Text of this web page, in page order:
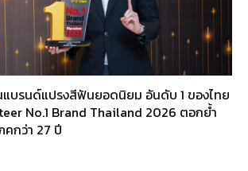
แบรนด์แปรงสีฟันยอดนิยม อันดับ 1 ของไทย
No.1 Brand Thailand 2026 ตอกย้ำ
คกว่า 27 ปี